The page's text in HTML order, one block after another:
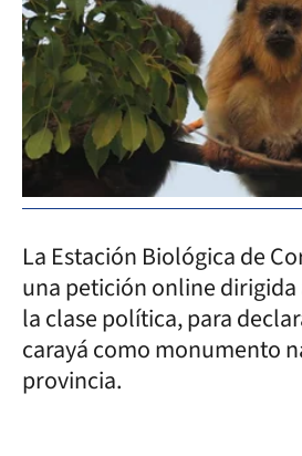
La Estación Biológica de
una petición online dirigida
la clase política, para
carayá como monumento
provincia.